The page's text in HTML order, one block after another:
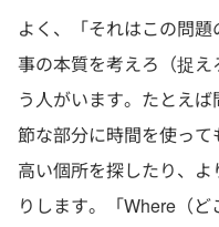
よく、「それはこの問
事の本質を考えろ（捉
う人がいます。たとえ
節な部分に時間を使っ
高い個所を探したり、
りします。「Where（